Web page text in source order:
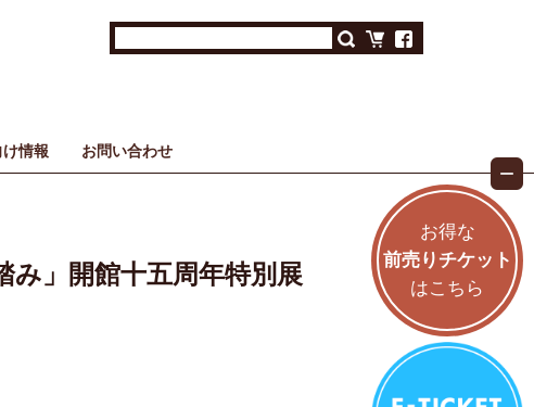
け情報 お問い合わせ
み」開館十五周年特別展
お得な
前売りチケット
はこちら